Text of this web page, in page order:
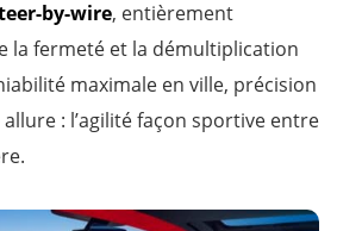
by-wire, entièrement
la fermeté et la démultiplication
maximale en ville, précision
: l’agilité façon sportive entre